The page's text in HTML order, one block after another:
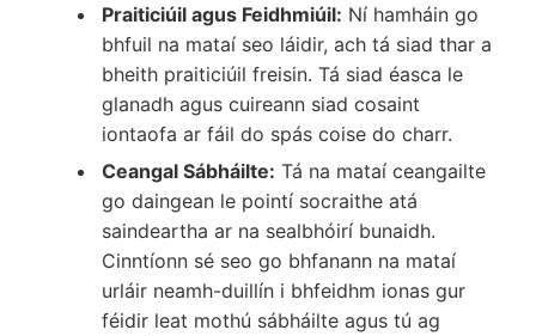
Praiticiúil agus Feidhmiúil: Ní hamháin go
bhfuil na mataí seo láidir, ach tá siad thar a
bheith praiticiúil freisin. Tá siad éasca le
glanadh agus cuireann siad cosaint
iontaofa ar fáil do spás coise do charr.
Ceangal Sábháilte: Tá na mataí ceangailte
go daingean le pointí socraithe atá
saindeartha ar na sealbhóirí bunaidh.
Cinntíonn sé seo go bhfanann na mataí
urláir neamh-duillín i bhfeidhm ionas gur
féidir leat mothú sábháilte agus tú ag